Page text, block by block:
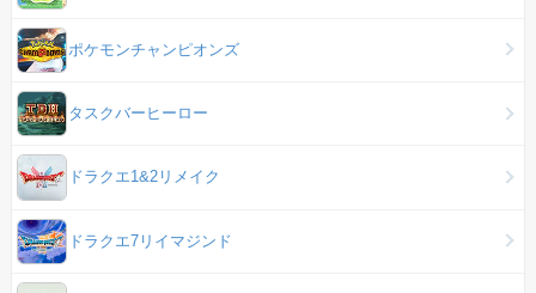
ポケモンチャンピオンズ
タスクバーヒーロー
ドラクエ1&2リメイク
ドラクエ7リイマジンド